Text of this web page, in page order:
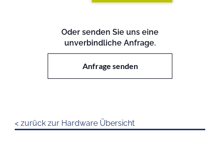
Festplatten)
Menge
Oder senden Sie uns eine
unverbindliche Anfrage.
Anfrage senden
< zurück zur Hardware Übersicht